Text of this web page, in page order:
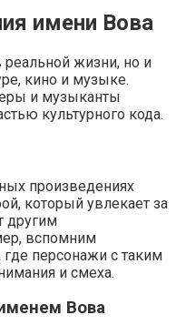
имени Вова
жизни, но и
кино и музыке.
и музыканты
культурного кода.
произведениях
который увлекает за
другим
вспомним
персонажи с таким
и смеха.
Вова